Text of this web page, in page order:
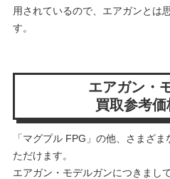
用されているので、エアガンとは
す。
エアガン・
買取参考価
「マグプル FPG」の他、さまざ
ただけます。
エアガン・モデルガンにつきまし